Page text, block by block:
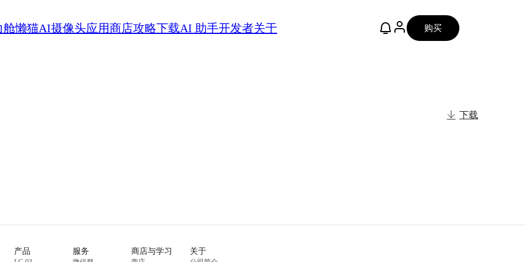
舱懒猫AI摄像头应用商店攻略下载AI 助手开发者关于 购买
下载
产品 服务 商店与学习 关于